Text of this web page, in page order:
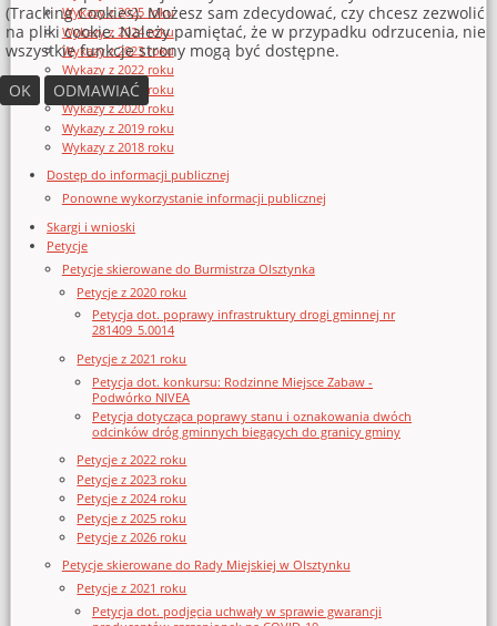
Wykazy z 2025 roku
Wykazy z 2024 roku
Wykazy z 2023 roku
Wykazy z 2022 roku
Wykazy z 2021 roku
Wykazy z 2020 roku
Wykazy z 2019 roku
Wykazy z 2018 roku
Dostęp do informacji publicznej
Ponowne wykorzystanie informacji publicznej
Skargi i wnioski
Petycje
Petycje skierowane do Burmistrza Olsztynka
Petycje z 2020 roku
Petycja dot. poprawy infrastruktury drogi gminnej nr
281409_5.0014
Petycje z 2021 roku
Petycja dot. konkursu: Rodzinne Miejsce Zabaw -
Podwórko NIVEA
Petycja dotycząca poprawy stanu i oznakowania dwóch
odcinków dróg gminnych biegących do granicy gminy
Petycje z 2022 roku
Petycje z 2023 roku
Petycje z 2024 roku
Petycje z 2025 roku
Petycje z 2026 roku
Petycje skierowane do Rady Miejskiej w Olsztynku
Petycje z 2021 roku
Petycja dot. podjęcia uchwały w sprawie gwarancji
(Tracking Cookies). Możesz sam zdecydować, czy chcesz zezwolić
na pliki cookie. Należy pamiętać, że w przypadku odrzucenia, nie
wszystkie funkcje strony mogą być dostępne.
OK
ODMAWIAĆ